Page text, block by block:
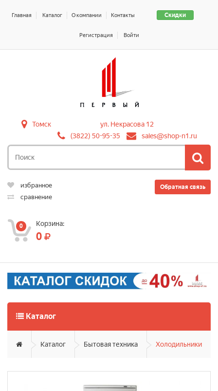
Скидки
Главная Каталог О компании Контакты
Регистрация Войти
Томск
ул. Некрасова 12
(3822) 50-95-35
sales@shop-n1.ru
Обратная связь
избранное
сравнение
0 Корзина:
0
Каталог
Каталог Бытовая техника Холодильники